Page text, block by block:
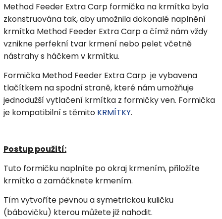
Method Feeder Extra Carp formička na krmítka byla
zkonstruována tak, aby umožnila dokonalé naplnění
krmítka Method Feeder Extra Carp a čímž nám vždy
vznikne perfekní tvar krmení nebo pelet včetně
nástrahy s háčkem v krmítku.
Formička Method Feeder Extra Carp je vybavena
tlačítkem na spodní straně, které nám umožňuje
jednodužší vytlačení krmítka z formičky ven. Formička
je kompatibilní s těmito KRMÍTKY.
Postup použití:
Tuto formičku naplníte po okraj krmením, přiložíte
krmítko a zamáčknete krmením.
Tím vytvoříte pevnou a symetrickou kuličku
(bábovičku) kterou můžete již nahodit.